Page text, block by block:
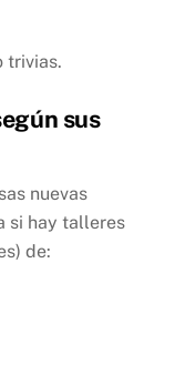
trivias.
sus
nuevas
si hay talleres
de: